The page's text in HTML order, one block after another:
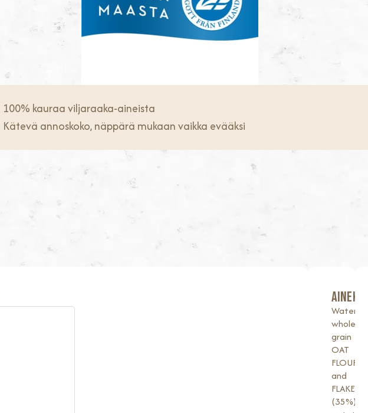
100% kauraa viljaraaka-aineista
Kätevä annoskoko, näppärä mukaan vaikka evääksi
Water,
whole
grain
OAT
FLOUR
and
FLAKES
(35%),